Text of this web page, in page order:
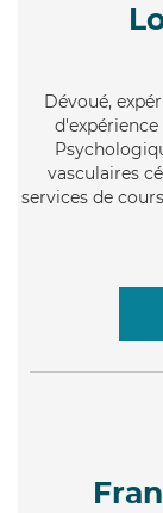
Dévoué,
vasculaires
services de